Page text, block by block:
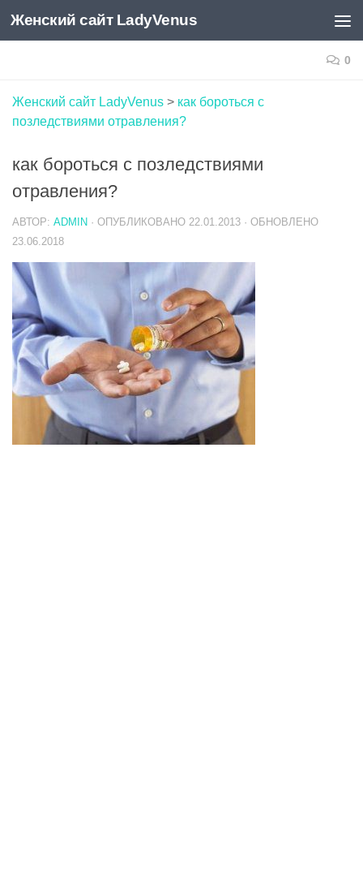
Skip to content
Женский сайт LadyVenus
0
Женский сайт LadyVenus > как бороться с
позледствиями отравления?
как бороться с позледствиями
отравления?
АВТОР: ADMIN · ОПУБЛИКОВАНО 22.01.2013 · ОБНОВЛЕНО
23.06.2018